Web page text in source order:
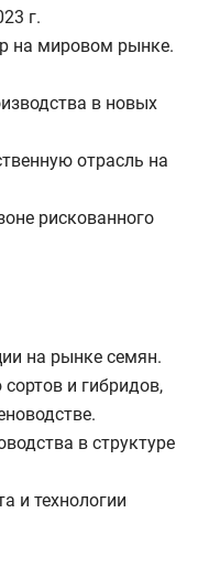
г.
на мировом рынке.
в новых
отрасль на
рискованного
на рынке семян.
и гибридов,
в структуре
и технологии